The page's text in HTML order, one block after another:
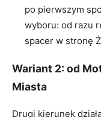
po pierwszym
wyboru: od razu
spacer w stronę
Wariant 2: od
Miasta
Drugi kierunek